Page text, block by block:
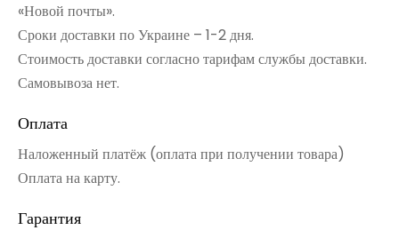
«Новой почты».
Сроки доставки по Украине – 1-2 дня.
Стоимость доставки согласно тарифам службы доставки.
Самовывоза нет.
Оплата
Наложенный платёж (оплата при получении товара)
Оплата на карту.
Гарантия